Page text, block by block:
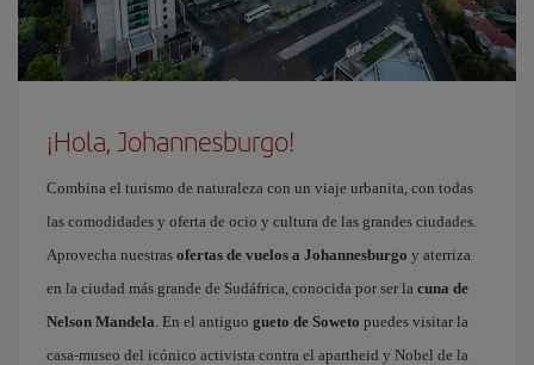
¡Hola, Johannesburgo!
Combina el turismo de naturaleza con un viaje urbanita, con todas
las comodidades y oferta de ocio y cultura de las grandes ciudades.
Aprovecha nuestras ofertas de vuelos a Johannesburgo y aterriza
en la ciudad más grande de Sudáfrica, conocida por ser la cuna de
Nelson Mandela. En el antiguo gueto de Soweto puedes visitar la
casa-museo del icónico activista contra el apartheid y Nobel de la